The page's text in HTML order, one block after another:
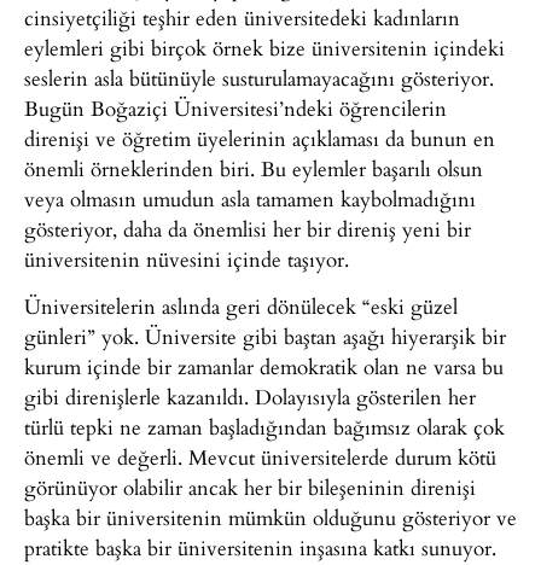
cinsiyetçiliği teşhir eden üniversitedeki kadınların
eylemleri gibi birçok örnek bize üniversitenin içindeki
seslerin asla bütünüyle susturulamayacağını gösteriyor.
Bugün Boğaziçi Üniversitesi’ndeki öğrencilerin
direnişi ve öğretim üyelerinin açıklaması da bunun en
önemli örneklerinden biri. Bu eylemler başarılı olsun
veya olmasın umudun asla tamamen kaybolmadığını
gösteriyor, daha da önemlisi her bir direniş yeni bir
üniversitenin nüvesini içinde taşıyor.
Üniversitelerin aslında geri dönülecek “eski güzel
günleri” yok. Üniversite gibi baştan aşağı hiyerarşik bir
kurum içinde bir zamanlar demokratik olan ne varsa bu
gibi direnişlerle kazanıldı. Dolayısıyla gösterilen her
türlü tepki ne zaman başladığından bağımsız olarak çok
önemli ve değerli. Mevcut üniversitelerde durum kötü
görünüyor olabilir ancak her bir bileşeninin direnişi
başka bir üniversitenin mümkün olduğunu gösteriyor ve
pratikte başka bir üniversitenin inşasına katkı sunuyor.